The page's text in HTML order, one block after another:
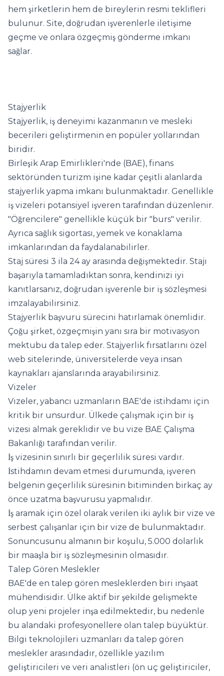
hem şirketlerin hem de bireylerin resmi teklifleri
bulunur. Site, doğrudan işverenlerle iletişime
geçme ve onlara özgeçmiş gönderme imkanı
sağlar.
Stajyerlik
Stajyerlik, iş deneyimi kazanmanın ve mesleki
becerileri geliştirmenin en popüler yollarından
biridir.
Birleşik Arap Emirlikleri'nde (BAE), finans
sektöründen turizm işine kadar çeşitli alanlarda
stajyerlik yapma imkanı bulunmaktadır. Genellikle
iş vizeleri potansiyel işveren tarafından düzenlenir.
"Öğrencilere" genellikle küçük bir "burs" verilir.
Ayrıca sağlık sigortası, yemek ve konaklama
imkanlarından da faydalanabilirler.
Staj süresi 3 ila 24 ay arasında değişmektedir. Stajı
başarıyla tamamladıktan sonra, kendinizi iyi
kanıtlarsanız, doğrudan işverenle bir iş sözleşmesi
imzalayabilirsiniz.
Stajyerlik başvuru sürecini hatırlamak önemlidir.
Çoğu şirket, özgeçmişin yanı sıra bir motivasyon
mektubu da talep eder. Stajyerlik fırsatlarını özel
web sitelerinde, üniversitelerde veya insan
kaynakları ajanslarında arayabilirsiniz.
Vizeler
Vizeler, yabancı uzmanların BAE'de istihdamı için
kritik bir unsurdur. Ülkede çalışmak için bir iş
vizesi almak gereklidir ve bu vize BAE Çalışma
Bakanlığı tarafından verilir.
İş vizesinin sınırlı bir geçerlilik süresi vardır.
İstihdamın devam etmesi durumunda, işveren
belgenin geçerlilik süresinin bitiminden birkaç ay
önce uzatma başvurusu yapmalıdır.
İş aramak için özel olarak verilen iki aylık bir vize ve
serbest çalışanlar için bir vize de bulunmaktadır.
Sonuncusunu almanın bir koşulu, 5.000 dolarlık
bir maaşla bir iş sözleşmesinin olmasıdır.
Talep Gören Meslekler
BAE'de en talep gören mesleklerden biri inşaat
mühendisidir. Ülke aktif bir şekilde gelişmekte
olup yeni projeler inşa edilmektedir, bu nedenle
bu alandaki profesyonellere olan talep büyüktür.
Bilgi teknolojileri uzmanları da talep gören
meslekler arasındadır, özellikle yazılım
geliştiricileri ve veri analistleri (ön uç geliştiriciler,